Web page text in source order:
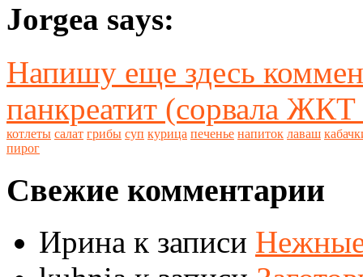
Jorgea says:
Напишу еще здесь
панкреатит (сорвала ЖКТ
котлеты салат грибы суп курица печенье напиток лаваш
пирог
Свежие комментарии
Ирина к записи